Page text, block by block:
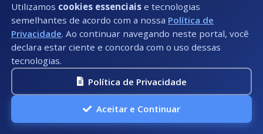
Rua Átila Vivaqua, Nº 79 - Centro, Presidente
Kennedy - ES, CEP: 29350-000
Utilizamos cookies essenciais e tecnologias
semelhantes de acordo com a nossa Política de
Privacidade. Ao continuar navegando neste portal, você
declara estar ciente e concorda com o uso dessas
tecnologias.
Política de Privacidade
Aceitar e Continuar